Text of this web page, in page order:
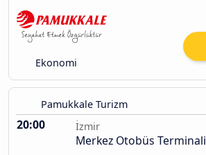
Ekonomi
Pamukkale Turizm
20:00 İzmir
Merkez Otobüs Terminali